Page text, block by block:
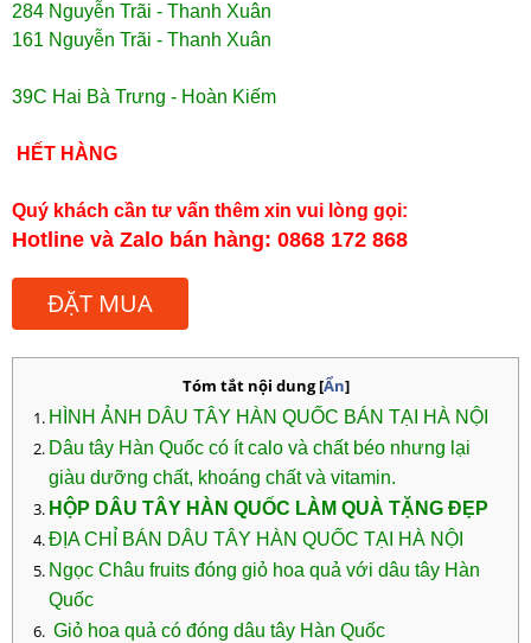
284 Nguyễn Trãi - Thanh Xuân
161 Nguyễn Trãi - Thanh Xuân
39C Hai Bà Trưng - Hoàn Kiếm
HẾT HÀNG
Quý khách cần tư vấn thêm xin vui lòng gọi:
Hotline và Zalo bán hàng: 0868 172 868
ĐẶT MUA
Tóm tắt nội dung[Ẩn]
HÌNH ẢNH DÂU TÂY HÀN QUỐC BÁN TẠI HÀ NỘI
Dâu tây Hàn Quốc có ít calo và chất béo nhưng lại
giàu dưỡng chất, khoáng chất và vitamin.
HỘP DÂU TÂY HÀN QUỐC LÀM QUÀ TẶNG ĐẸP
ĐỊA CHỈ BÁN DÂU TÂY HÀN QUỐC TẠI HÀ NỘI
Ngọc Châu fruits đóng giỏ hoa quả với dâu tây Hàn
Quốc
Giỏ hoa quả có đóng dâu tây Hàn Quốc